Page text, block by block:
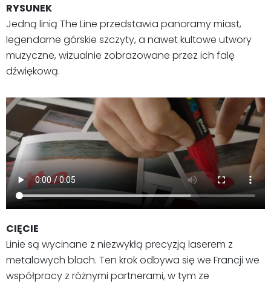
RYSUNEK
Jedną linią The Line przedstawia panoramy miast,
legendarne górskie szczyty, a nawet kultowe utwory
muzyczne, wizualnie zobrazowane przez ich falę
dźwiękową.
CIĘCIE
Linie są wycinane z niezwykłą precyzją laserem z
metalowych blach. Ten krok odbywa się we Francji we
współpracy z różnymi partnerami, w tym ze